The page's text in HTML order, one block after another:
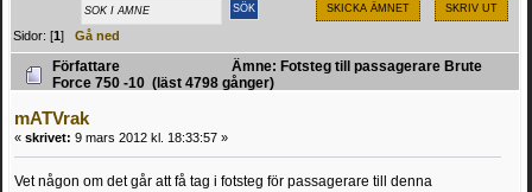
SKICKA ÄMNET SKRIV UT
Sidor: [1]Gå ned
Författare
Ämne: Fotsteg till passagerare Brute
Force 750 -10 (läst 4798 gånger)
mATVrak
« skrivet: 9 mars 2012 kl. 18:33:57 »
Vet någon om det går att få tag i fotsteg för passagerare till denna